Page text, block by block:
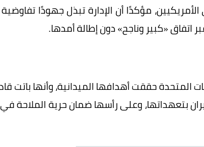
الأمريكيين، مؤكدًا أن الإدارة تبذل جهودًا
اتفاق «كبير وناجح» دون إطالة أمدها.
المتحدة حققت أهدافها الميدانية، وأنها باتت
إيران بتعهداتها، وعلى رأسها ضمان حرية